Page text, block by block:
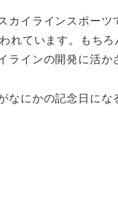
カイラインスポー
れています。もち
インの開発に活か
にかの記念日にな